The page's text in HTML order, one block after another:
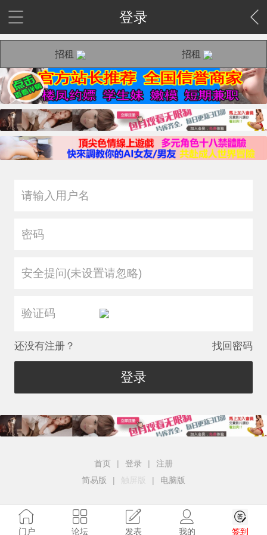
登录
招租 招租
安全提问(未设置请忽略)
还没有注册？ 找回密码
登录
首页 | 登录 |
注册
简易版
| 触屏版 | 电脑版
门户 论坛 发表 我的 签到